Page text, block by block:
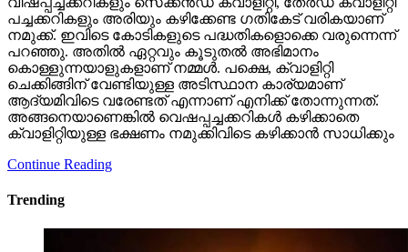
പച്ചക്കറികളും അരിയും കഴിക്കേണ്ട ഗതികേട് വരികയാണ്
നമുക്ക്. ഇവിടെ കോടികളുടെ പദ്ധതികളൊക്കെ വരുന്നെന്ന്
പറഞ്ഞു. അതില്‍ ഏറ്റവും കൂടുതല്‍ അഭിമാനം
കൊള്ളുന്നയാളുകളാണ് നമ്മള്‍. പക്ഷെ, ക്വാളിറ്റി
ചെക്കിങ്ങിന് വേണ്ടിയുള്ള അടിസ്ഥാന കാര്യമാണ്
ആദ്യമിവിടെ വരേണ്ടത് എന്നാണ് എനിക്ക് തോന്നുന്നത്.
അങ്ങനെയാണെങ്കില്‍ വെഷപ്പച്ചക്കറികള്‍ കഴിക്കാതെ
ക്വാളിറ്റിയുള്ള ഭക്ഷണം നമുക്കിവിടെ കഴിക്കാന്‍ സാധിക്കും
Continue Reading
Trending